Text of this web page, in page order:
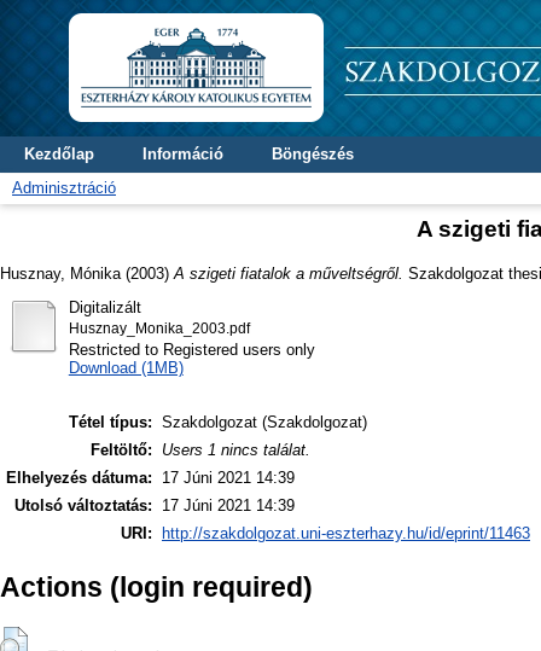
Kezdőlap Információ
Böngészés
Adminisztráció
A szigeti
Husznay, Mónika (2003) A szigeti fiatalok a műveltségről. Szakdolgozat
Digitalizált
Husznay_Monika_2003.pdf
Restricted to Registered users only
Download (1MB)
Tétel típus: Szakdolgozat (Szakdolgozat)
Feltöltő:
Users 1 nincs találat.
Elhelyezés dátuma:
17 Júni 2021 14:39
Utolsó változtatás:
17 Júni 2021 14:39
URI:
http://szakdolgozat.uni-eszterhazy.hu/id/eprint/11463
Actions (login required)